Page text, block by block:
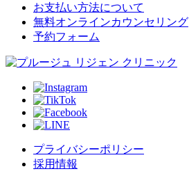
お支払い方法について
無料オンラインカウンセリング
予約フォーム
プライバシーポリシー
採用情報